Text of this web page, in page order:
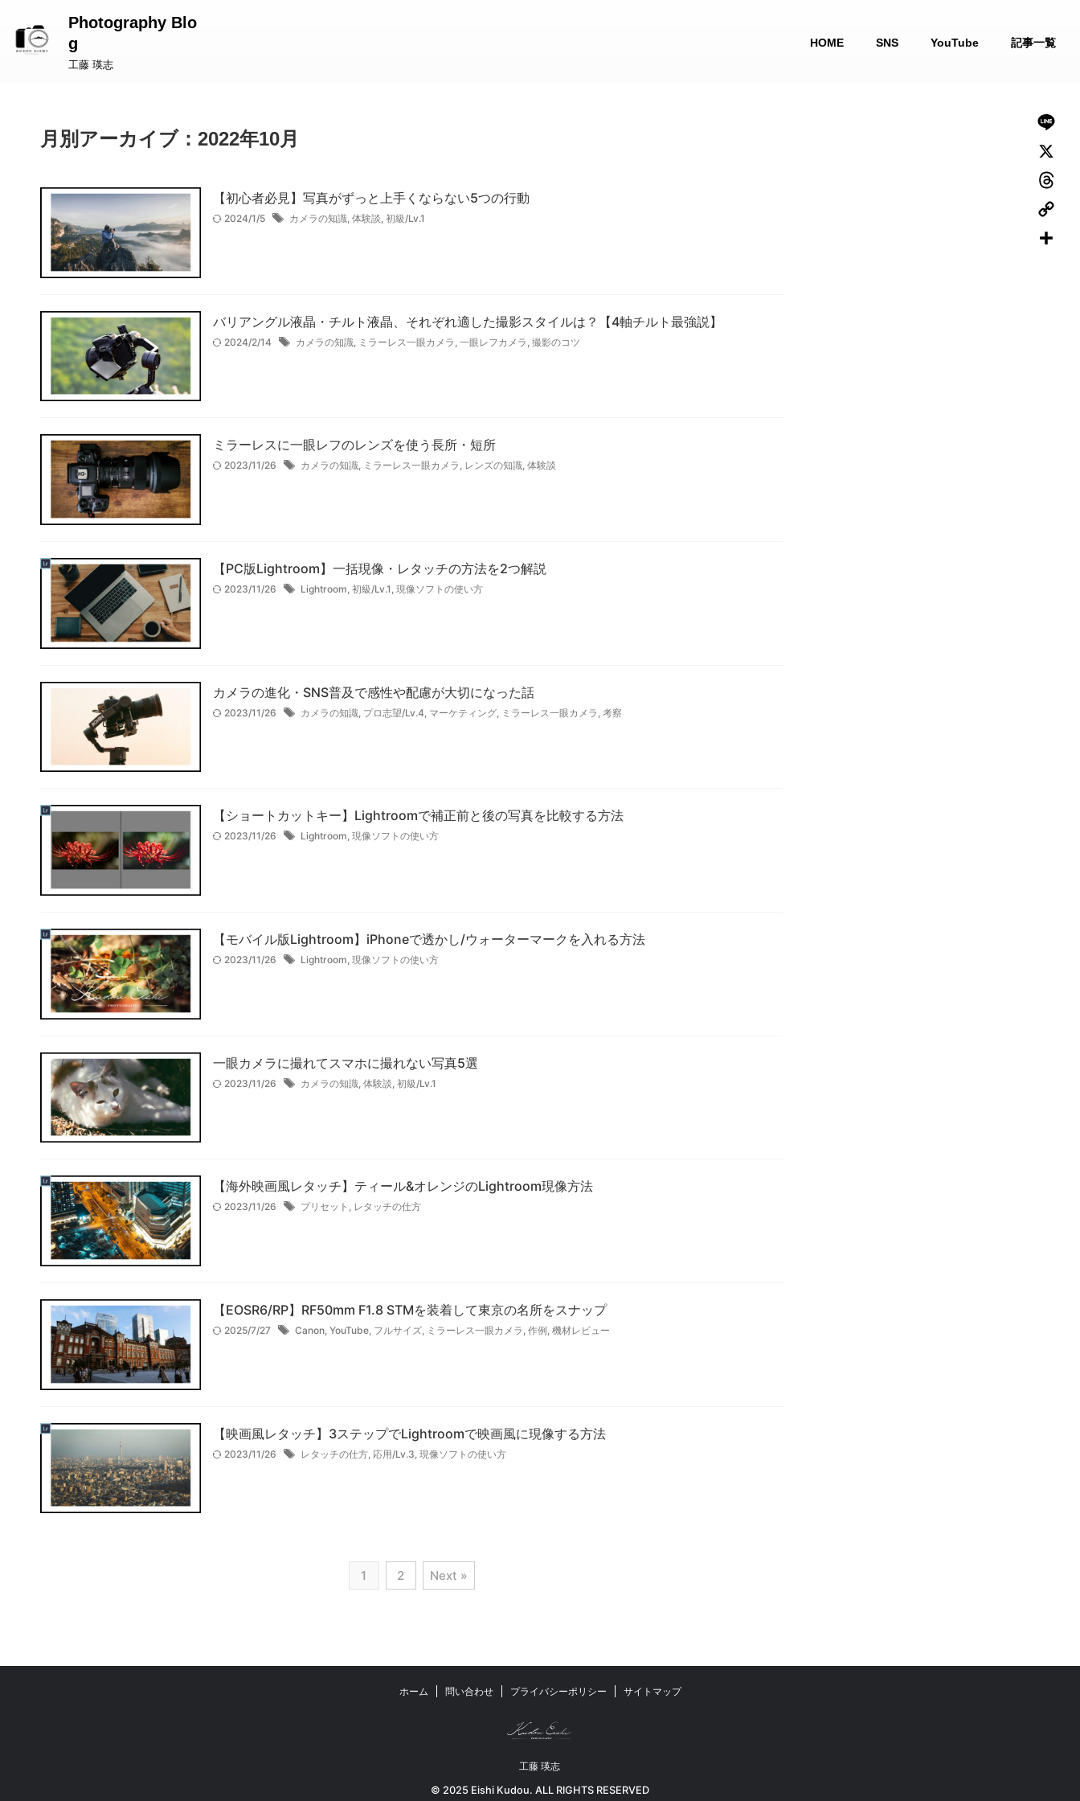
Photography Blo
g
工藤 瑛志
HOME SNS YouTube 記事一覧
月別アーカイブ：2022年10月
【初心者必見】写真がずっと上手くならない5つの行動
2024/1/5 カメラの知識, 体験談, 初級/Lv.1
バリアングル液晶・チルト液晶、それぞれ適した撮影スタイルは？【4軸チルト最強説】
2024/2/14 カメラの知識 ミラーレス一眼カメラ 一眼レフカメラ 撮影のコツ
ミラーレスに一眼レフのレンズを使う長所・短所
2023/11/26 カメラの知識, ミラーレス一眼カメラ , レンズの知識, 体験談
【PC版Lightroom】一括現像・レタッチの方法を2つ解説
2023/11/26 Lightroom 初級/Lv.1 現像ソフトの使い方
カメラの進化・SNS普及で感性や配慮が大切になった話
2023/11/26 カメラの知識 プロ志望/Lv.4 マーケティング ミラーレス一眼カメラ 考察
【ショートカットキー】Lightroomで補正前と後の写真を比較する方法
2023/11/26 Lightroom, 現像ソフトの使い方
【モバイル版Lightroom】iPhoneで透かし/ウォーターマークを入れる方法
2023/11/26 Lightroom 現像ソフトの使い方
一眼カメラに撮れてスマホに撮れない写真5選
2023/11/26 カメラの知識 体験談 初級/Lv.1
【海外映画風レタッチ】ティール&オレンジのLightroom現像方法
2023/11/26 プリセット , レタッチの仕方
【EOSR6/RP】RF50mm F1.8 STMを装着して東京の名所をスナップ
2025/7/27 Canon YouTube フルサイズ ミラーレス一眼カメラ 作例 機材レビュー
【映画風レタッチ】3ステップでLightroomで映画風に現像する方法
2023/11/26 レタッチの仕方 応用/Lv.3 現像ソフトの使い方
1 2 Next »
ホーム 問い合わせ プライバシーポリシー サイトマップ
工藤 瑛志
© 2025 Eishi Kudou. ALL RIGHTS RESERVED
L
n
e
X